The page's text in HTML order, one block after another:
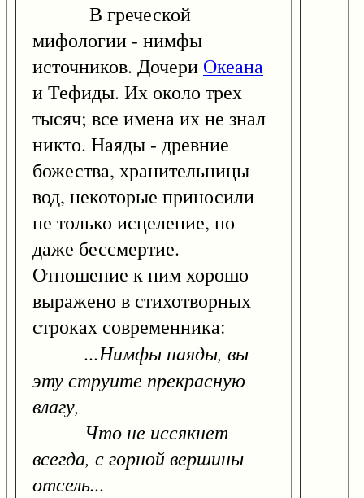
В греческой
мифологии - нимфы
источников. Дочери Океана
и Тефиды. Их около трех
тысяч; все имена их не знал
никто. Наяды - древние
божества, хранительницы
вод, некоторые приносили
не только исцеление, но
даже бессмертие.
Отношение к ним хорошо
выражено в стихотворных
строках современника:
...Нимфы наяды, вы
эту струите прекрасную
влагу,
Что не иссякнет
всегда, с горной вершины
отсель...